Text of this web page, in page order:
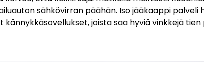
sähkövirran päähän. Iso jääkaappi
joista saa hyviä vinkkejä tien